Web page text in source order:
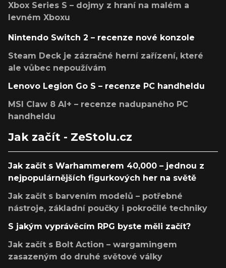
Xbox Series S – dojmy z hraní na malém a
levném Xboxu
Nintendo Switch 2 – recenze nové konzole
Steam Deck je zázračné herní zařízení, které
ale vůbec nepoužívám
Lenovo Legion Go S – recenze PC handheldu
MSI Claw 8 AI+ – recenze nadupaného PC
handheldu
Jak začít - ZeStolu.cz
Jak začít s Warhammerem 40,000 – jednou z
nejpopulárnějších figurkových her na světě
Jak začít s barvením modelů – potřebné
nástroje, základní poučky i pokročilé techniky
S jakým vyprávěcím RPG byste měli začít?
Jak začít s Bolt Action – wargamingem
zasazeným do druhé světové války